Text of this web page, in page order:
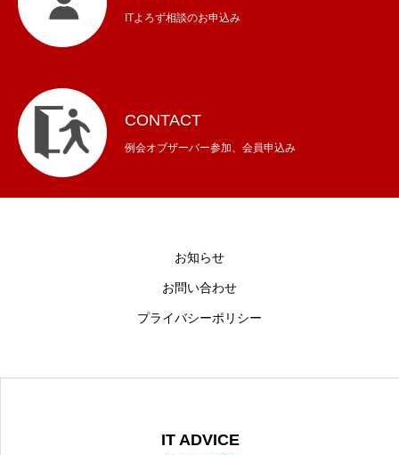
ITよろず相談のお申込み
CONTACT
例会オブザーバー参加、会員申込み
お知らせ
お問い合わせ
プライバシーポリシー
IT ADVICE